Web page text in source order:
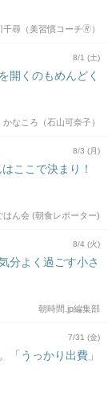
千尋（美習慣コーチ🄬）
8/1 (土)
開くのもめんどく
かなころ（石山可奈子）
8/3 (月)
ここで決まり！
はん会 (朝食レポーター)
8/4 (火)
分よく過ごす小さ
朝時間.jp編集部
7/31 (金)
「うっかり出費」